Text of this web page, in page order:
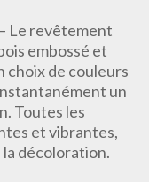
Le revêtement
embossé et
choix de couleurs
un
Toutes les
et vibrantes,
décoloration.